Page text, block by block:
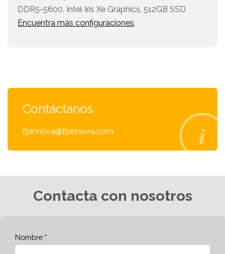
DDR5-5600, Intel Iris Xe Graphics, 512GB SSD
Encuentra más configuraciones
Contáctanos
fpinnova@fpinnova.com
Contacta con nosotros
Nombre